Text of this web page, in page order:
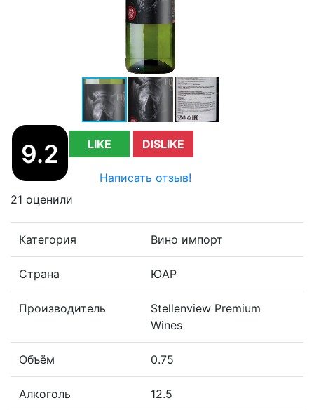
9.2 LIKE DISLIKE
Написать отзыв!
21 оценили
Категория Вино импорт
Страна ЮАР
Производитель
Stellenview Premium
Wines
Объём 0.75
Алкоголь 12.5